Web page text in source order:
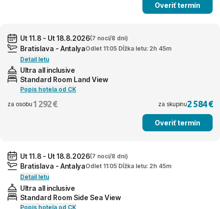
Overiť termín
Ut 11.8 - Ut 18.8.2026(7 nocí/8 dní)
Bratislava - AntalyaOdlet 11:05 Dĺžka letu: 2h 45m
Detail letu
Ultra all inclusive
Standard Room Land View
Popis hotela od CK
za osobu 1 292 € za skupinu2 584 €
Overiť termín
Ut 11.8 - Ut 18.8.2026(7 nocí/8 dní)
Bratislava - AntalyaOdlet 11:05 Dĺžka letu: 2h 45m
Detail letu
Ultra all inclusive
Standard Room Side Sea View
Popis hotela od CK